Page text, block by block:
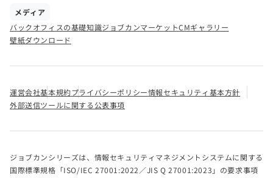
メディア
バックオフィスの基礎知識ジョブカンマーケットCMギャラリー
壁紙ダウンロード
運営会社基本規約プライバシーポリシー情報セキュリティ基本方針
外部送信ツールに関する公表事項
ジョブカンシリーズは、情報セキュリティマネジメントシステムに関する
国際標準規格「ISO/IEC 27001:2022／JIS Q 27001:2023」の要求事項